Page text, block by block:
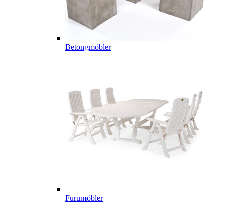
Betongmöbler
Furumöbler